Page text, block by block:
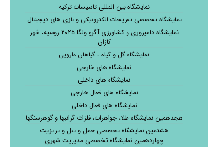
نمایشگاه بین المللی تاسیسات ترکیه
نمایشگاه تخصصی تفریحات الکترونیکی و بازی های دیجیتال
نمایشگاه دامپروری و کشاورزی آگرو ولگا ۲۰۲۵ روسیه، شهر
کازان
نمایشگاه گل و گیاه ، گیاهان دارویی
نمایشگاه های خارجی
نمایشگاه های داخلی
نمایشگاه های فعال خارجی
نمایشگاه های فعال داخلی
هجدهمین نمایشگاه طلا، جواهرات، فلزات گرانبها و گوهرسنگها
هشتمین نمایشگاه تخصصی حمل و نقل و ترانزیت
چهاردهمین نمایشگاه تخصصی مدیریت شهری